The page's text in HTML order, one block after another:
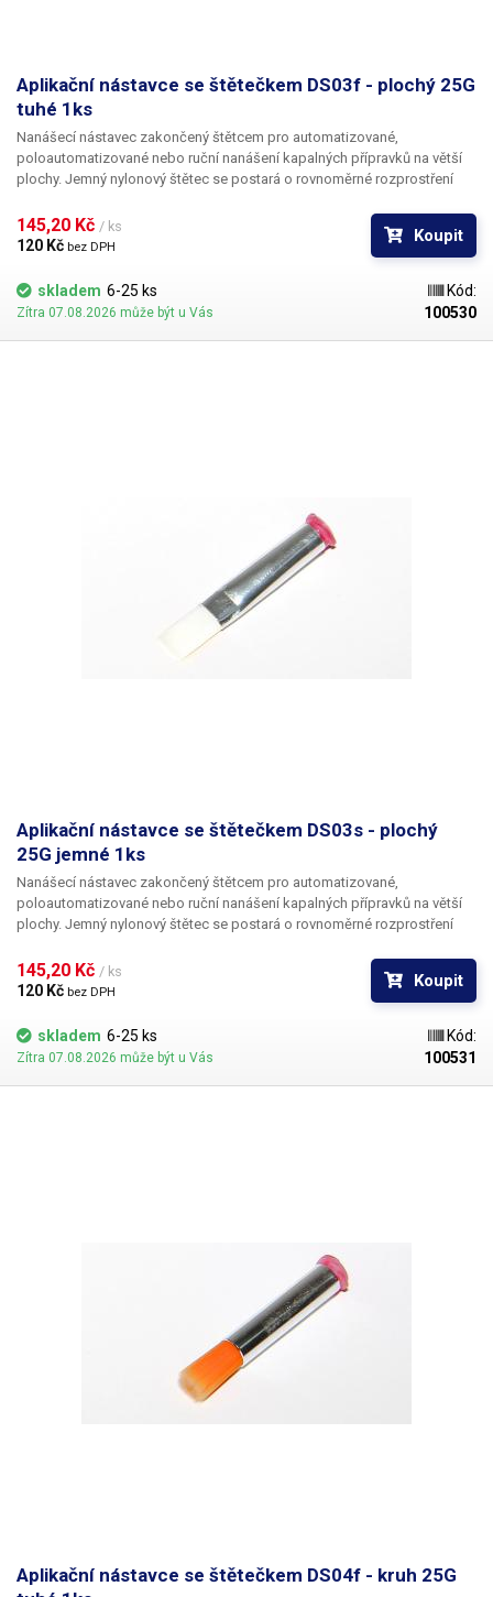
Aplikační nástavce se štětečkem DS03f - plochý 25G
tuhé 1ks
Nanášecí nástavec zakončený štětcem pro automatizované,
poloautomatizované nebo ruční nanášení kapalných přípravků na větší
plochy. Jemný nylonový štětec se postará o rovnoměrné rozprostření
Nabízíme nástavce se dvěma tuhostmi štětce; pro hrubší povrchy a
hustší kapaliny je vhodnější štětec s tužšími a silnějšími vlákny; proto
jsou všechny dispenzní nástavce vyrobeny ve dvou provedeních
145,20 Kč / ks
120 Kč bez DPH
Koupit
skladem 6-25 ks
Zítra 07.08.2026 může být u Vás
Kód:
100530
Aplikační nástavce se štětečkem DS03s - plochý
25G jemné 1ks
Nanášecí nástavec zakončený štětcem pro automatizované,
poloautomatizované nebo ruční nanášení kapalných přípravků na větší
plochy. Jemný nylonový štětec se postará o rovnoměrné rozprostření
Nabízíme nástavce se dvěma tuhostmi štětce; pro hrubší povrchy a
hustší kapaliny je vhodnější štětec s tužšími a silnějšími vlákny; proto
jsou všechny dispenzní nástavce vyrobeny ve dvou provedeních
145,20 Kč / ks
120 Kč bez DPH
Koupit
skladem 6-25 ks
Zítra 07.08.2026 může být u Vás
Kód:
100531
Aplikační nástavce se štětečkem DS04f - kruh 25G